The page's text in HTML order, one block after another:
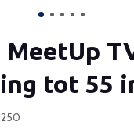
tot 55